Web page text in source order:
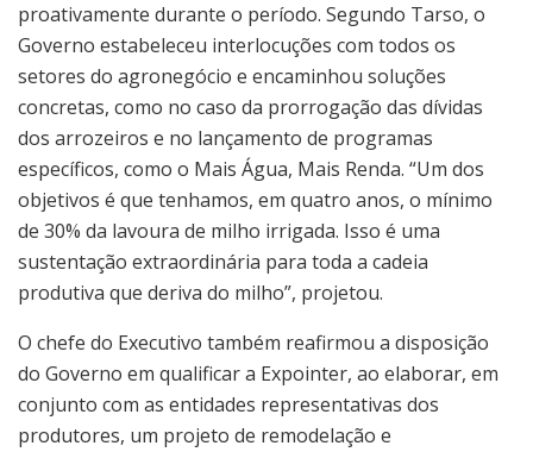
proativamente durante o período. Segundo Tarso, o
Governo estabeleceu interlocuções com todos os
setores do agronegócio e encaminhou soluções
concretas, como no caso da prorrogação das dívidas
dos arrozeiros e no lançamento de programas
específicos, como o Mais Água, Mais Renda. “Um dos
objetivos é que tenhamos, em quatro anos, o mínimo
de 30% da lavoura de milho irrigada. Isso é uma
sustentação extraordinária para toda a cadeia
produtiva que deriva do milho”, projetou.
O chefe do Executivo também reafirmou a disposição
do Governo em qualificar a Expointer, ao elaborar, em
conjunto com as entidades representativas dos
produtores, um projeto de remodelação e